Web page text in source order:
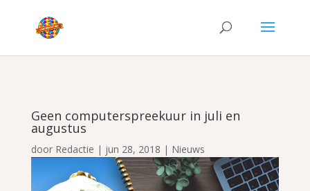
Geen computerspreekuur in juli en
augustus
door Redactie | jun 28, 2018 | Nieuws